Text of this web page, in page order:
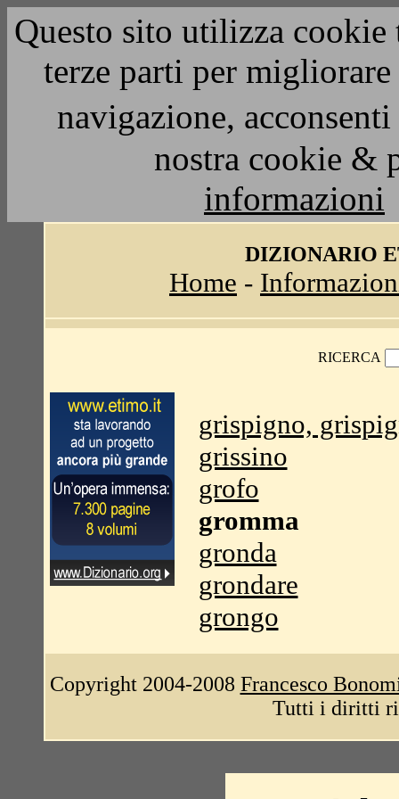
Questo sito utilizza
terze parti per
navigazione,
nostra cookie &
informazioni
DIZIONARIO
Home -
RICERCA
grispigno,
grissino
grofo
gromma
gronda
grondare
grongo
Copyright 2004-2008 Francesco
Tutti i diritti